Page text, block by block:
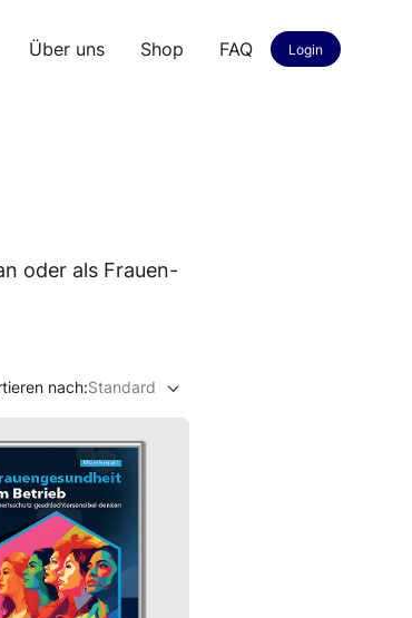
Über uns Shop FAQ Login
oder als Frauen-
nach:Standard